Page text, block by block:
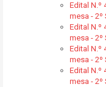
Edital N.º
mesa - 2º
Edital N.º
mesa - 2º
Edital N.º
mesa - 2º
Edital N.º
mesa - 2º